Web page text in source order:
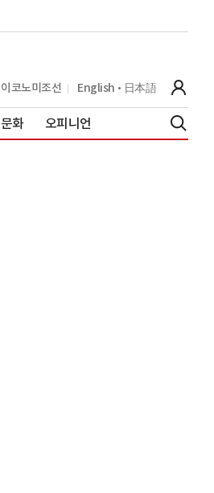
이코노미조선 English 日本語
문화 오피니언